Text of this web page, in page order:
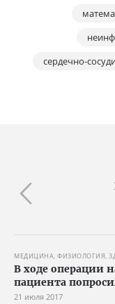
сердечно-
МЕДИЦИНА, ФИЗИОЛОГИЯ,
В ходе операции
пациента
21 июля 2017